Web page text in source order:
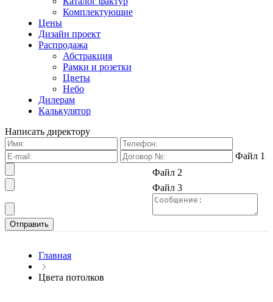
Комплектующие
Цены
Дизайн проект
Распродажа
Абстракция
Рамки и розетки
Цветы
Небо
Дилерам
Калькулятор
Написать директору
Файл 1
Файл 2
Файл 3
Главная
Цвета потолков